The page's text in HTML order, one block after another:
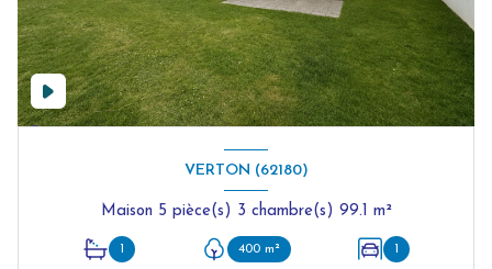
VERTON (62180)
Maison 5 pièce(s) 3 chambre(s) 99.1 m²
400 m²